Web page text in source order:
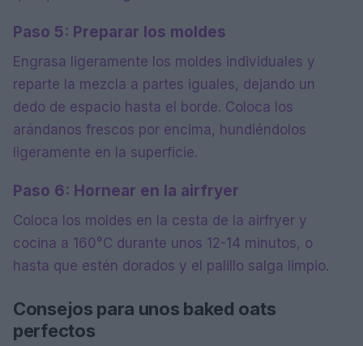
Paso 5: Preparar los moldes
Engrasa ligeramente los moldes individuales y
reparte la mezcla a partes iguales, dejando un
dedo de espacio hasta el borde. Coloca los
arándanos frescos por encima, hundiéndolos
ligeramente en la superficie.
Paso 6: Hornear en la airfryer
Coloca los moldes en la cesta de la airfryer y
cocina a 160°C durante unos 12-14 minutos, o
hasta que estén dorados y el palillo salga limpio.
Consejos para unos baked oats
perfectos